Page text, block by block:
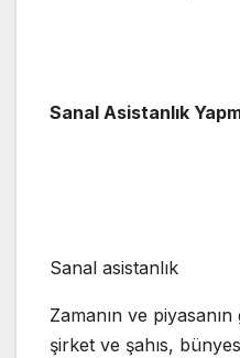
Sanal Asistanlık
Sanal asistanlık
Zamanın ve
şirket ve şahıs,